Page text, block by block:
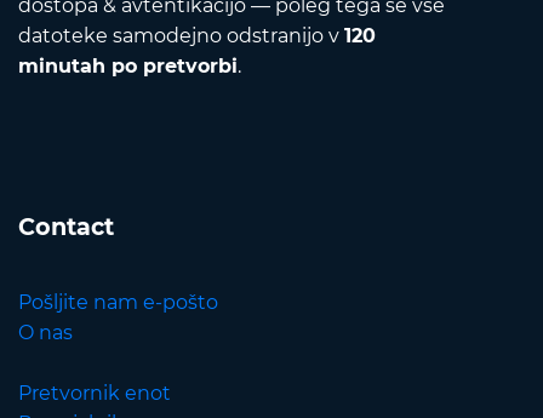
dostopa & avtentikacijo — poleg tega se vse
datoteke samodejno odstranijo v 120
minutah po pretvorbi.
Contact
Pošljite nam e-pošto
O nas
Pretvornik enot